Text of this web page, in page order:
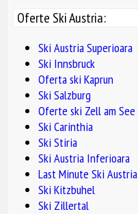
Oferte Ski Austria:
Ski Austria Superioara
Ski Innsbruck
Oferta ski Kaprun
Ski Salzburg
Oferte ski Zell am See
Ski Carinthia
Ski Stiria
Ski Austria Inferioara
Last Minute Ski Austria
Ski Kitzbuhel
Ski Zillertal